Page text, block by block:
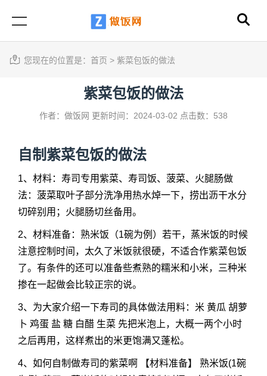
您现在的位置是： 首页 > 紫菜包饭的做法
紫菜包饭的做法
作者：做饭网 更新时间：2024-03-02 点击数：538
自制 紫菜包饭的做法
1、材料：寿司专用紫菜、寿司饭、菠菜、火腿肠做
法：菠菜取叶子部分洗净用热水焯一下，捞出沥干水分
切碎别用；火腿肠切丝备用。
2、材料准备：熟米饭（1碗为例）若干，蒸米饭的时候
注意控制时间，太久了米饭就很硬，不适合作紫菜包饭
了。有条件的还可以准备些煮熟的糯米和小米，三种米
掺在一起做会比较正宗的说。
3、为大家介绍一下寿司的具体做法用料：米 黄瓜 胡萝
卜 鸡蛋 盐 糖 白醋 生菜 先把米泡上，大概一两个小时
之后再用，这样煮出的米更饱满又蓬松。
4、如何自制做寿司的紫菜啊 【材料准备】 熟米饭(1碗